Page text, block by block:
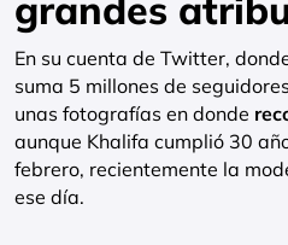
grandes
En su cuenta de Twitter,
suma 5 millones de
unas fotografías en donde
aunque Khalifa cumplió 30
febrero, recientemente la
ese día.